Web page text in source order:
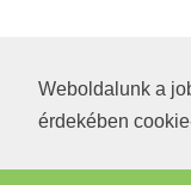
Weboldalunk a
érdekében